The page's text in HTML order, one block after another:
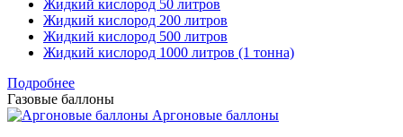
Жидкий кислород 50 литров
Жидкий кислород 200 литров
Жидкий кислород 500 литров
Жидкий кислород 1000 литров (1 тонна)
Подробнее
Газовые баллоны
Аргоновые баллоны